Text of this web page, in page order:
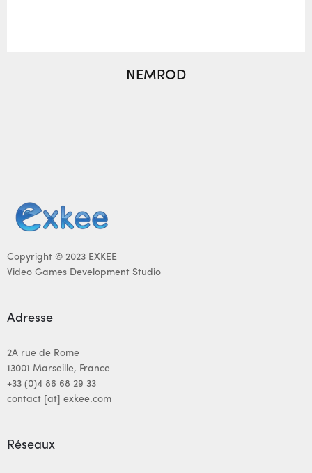
NEMROD
Copyright © 2023 EXKEE
Video Games Development Studio
Adresse
2A rue de Rome
13001 Marseille, France
+33 (0)4 86 68 29 33
contact [at] exkee.com
Réseaux